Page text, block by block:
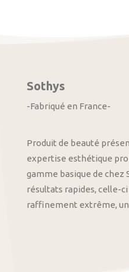
Sothys
-Fabriqué en France-
Produit de beauté
expertise esthétique
gamme basique de
résultats rapides, celle-
raffinement extrême, un